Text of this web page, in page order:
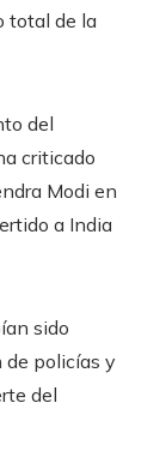
total de la
del
criticado
Modi en
a India
sido
de policías y
del